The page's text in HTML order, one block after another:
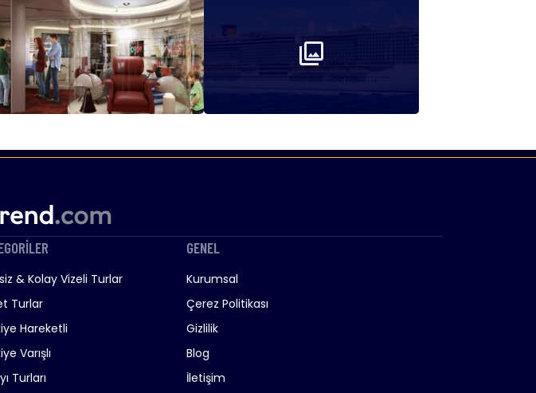
& Kolay Vizeli Turlar
Turlar
Hareketli
Varışlı
Turları
GENEL
Kurumsal
Çerez Politikası
Gizlilik
Blog
İletişim